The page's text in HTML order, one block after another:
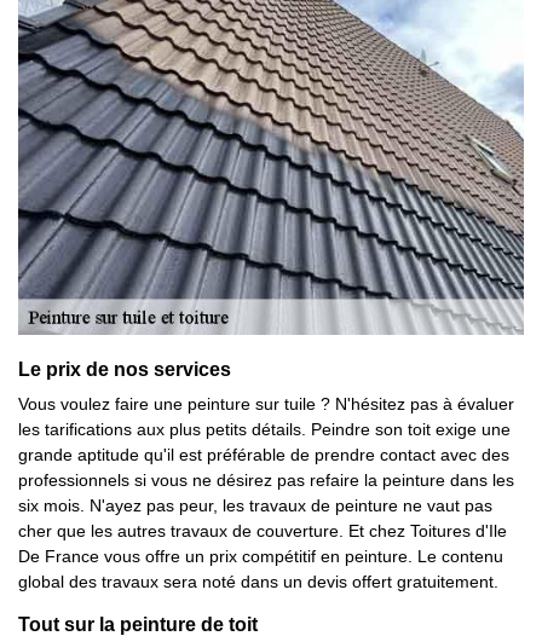
Le prix de nos services
Vous voulez faire une peinture sur tuile ? N'hésitez pas à évaluer
les tarifications aux plus petits détails. Peindre son toit exige une
grande aptitude qu'il est préférable de prendre contact avec des
professionnels si vous ne désirez pas refaire la peinture dans les
six mois. N'ayez pas peur, les travaux de peinture ne vaut pas
cher que les autres travaux de couverture. Et chez Toitures d'Ile
De France vous offre un prix compétitif en peinture. Le contenu
global des travaux sera noté dans un devis offert gratuitement.
Tout sur la peinture de toit